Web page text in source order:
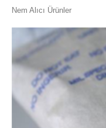
Nem Alıcı Ürünler